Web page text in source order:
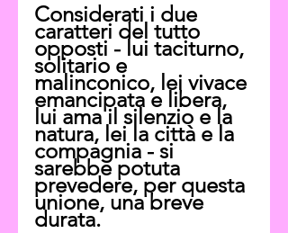
Considerati i due
caratteri del tutto
opposti - lui taciturno,
solitario e
malinconico, lei vivace
emancipata e libera,
lui ama il silenzio e la
natura, lei la città e la
compagnia - si
sarebbe potuta
prevedere, per questa
unione, una breve
durata.